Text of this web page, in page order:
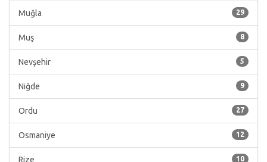
29
Muğla
8
Muş
5
Nevşehir
9
Niğde
27
Ordu
12
Osmaniye
10
Rize